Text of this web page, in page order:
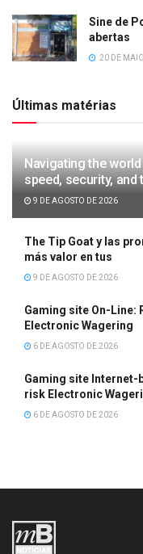
Sine de
abertas
20 DE
Últimas matérias
Navigating the
speed, security, and
9 DE AGOSTO DE 2026
The Tip Goat y las
más valor en tus
9 DE AGOSTO DE 2026
Gaming site On-
Electronic Wagering
6 DE AGOSTO DE 2026
Gaming site Internet-
risk Electronic
6 DE AGOSTO DE 2026